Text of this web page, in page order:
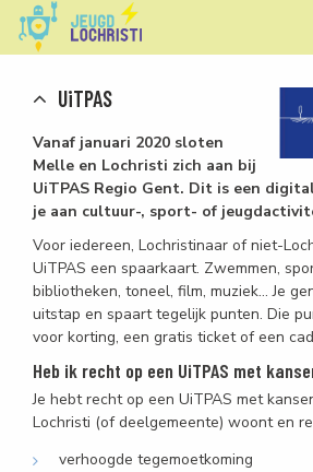
UiTPAS
Vanaf januari 2020 sloten
Melle en Lochristi zich aan bij
UiTPAS Regio Gent. Dit is een
je aan cultuur-, sport- of
Voor iedereen, Lochristinaar of niet-
UiTPAS een spaarkaart. Zwemmen,
bibliotheken, toneel, film, muziek… Je
uitstap en spaart tegelijk punten. Die
voor korting, een gratis ticket of een
Heb ik recht op een UiTPAS met
Je hebt recht op een UiTPAS met
Lochristi (of deelgemeente) woont en
verhoogde tegemoetkoming